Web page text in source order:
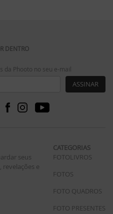
DENTRO
da Phooto no seu e-mail
ASSINAR
seus
e
CATEGORIAS
FOTOLIVROS
FOTOS
FOTO QUADROS
FOTO PRESENTES